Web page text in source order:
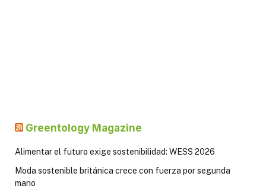
Greentology Magazine
Alimentar el futuro exige sostenibilidad: WESS 2026
Moda sostenible británica crece con fuerza por segunda
mano